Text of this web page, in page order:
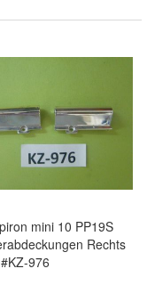
mini 10 PP19S
Rechts
976